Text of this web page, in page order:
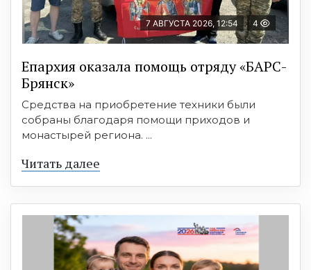
7 АВГУСТА 2026, 12:54 4
Епархия оказала помощь отряду «БАРС-
Брянск»
Средства на приобретение техники были
собраны благодаря помощи приходов и
монастырей региона. ...
Читать далее